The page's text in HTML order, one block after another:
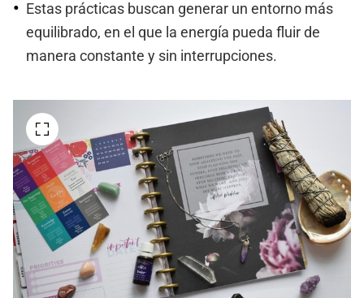
Estas prácticas buscan generar un entorno más
equilibrado, en el que la energía pueda fluir de
manera constante y sin interrupciones.